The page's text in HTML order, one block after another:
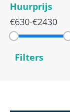
Huurprijs
€630-€2430
Filters